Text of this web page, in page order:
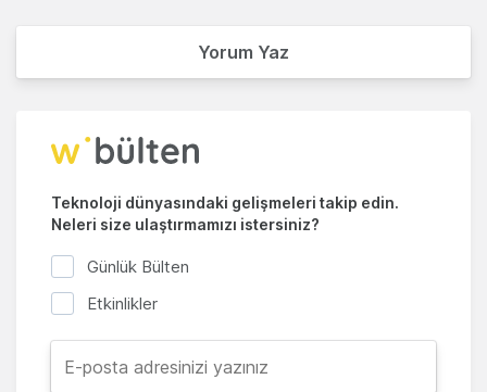
Yorum Yaz
Teknoloji dünyasındaki gelişmeleri takip edin.
Neleri size ulaştırmamızı istersiniz?
Günlük Bülten
Etkinlikler